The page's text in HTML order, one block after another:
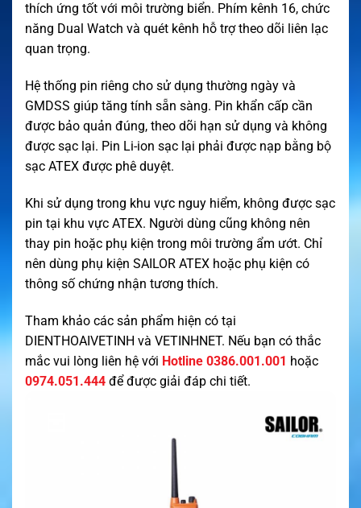
thích ứng tốt với môi trường biển. Phím kênh 16, chức
năng Dual Watch và quét kênh hỗ trợ theo dõi liên lạc
quan trọng.
Hệ thống pin riêng cho sử dụng thường ngày và
GMDSS giúp tăng tính sẵn sàng. Pin khẩn cấp cần
được bảo quản đúng, theo dõi hạn sử dụng và không
được sạc lại. Pin Li-ion sạc lại phải được nạp bằng bộ
sạc ATEX được phê duyệt.
Khi sử dụng trong khu vực nguy hiểm, không được sạc
pin tại khu vực ATEX. Người dùng cũng không nên
thay pin hoặc phụ kiện trong môi trường ẩm ướt. Chỉ
nên dùng phụ kiện SAILOR ATEX hoặc phụ kiện có
thông số chứng nhận tương thích.
Tham khảo các sản phẩm hiện có tại
DIENTHOAIVETINH và VETINHNET. Nếu bạn có thắc
mắc vui lòng liên hệ với Hotline 0386.001.001 hoặc
0974.051.444 để được giải đáp chi tiết.